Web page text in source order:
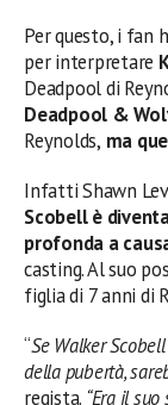
Per questo, i fan
per interpretare
Deadpool di
Deadpool &
Reynolds, ma
Infatti Shawn
Scobell è
profonda a
casting. Al suo
figlia di 7 anni di
“Se Walker
della pubertà,
regista. “Era il